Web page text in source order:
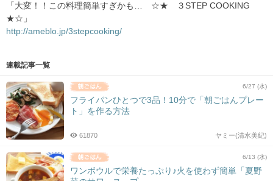
「大変！！この料理簡単すぎかも… ☆★ ３STEP COOKING
★☆」
http://ameblo.jp/3stepcooking/
連載記事一覧
6/27 (水)
フライパンひとつで3品！10分で「朝ごはんプレー
ト」を作る方法
ヤミー(清水美紀)
61870
6/13 (水)
ワンボウルで栄養たっぷり♪火を使わず簡単「夏野